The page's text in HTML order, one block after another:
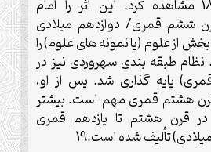
كتاب علوم الستين18 مشاهده كرد. اين اثر را امام
ششم قمرى/ دوازدهم ميلادى
از علوم (يا نمونه هاى علوم) را
طبقه بندى سهروردى نيز در
پايه گذارى شد. پس از او،
هشتم قمرى مهم است. بيشتر
در قرن هشتم تا يازدهم قمرى
تأليف شده است.19